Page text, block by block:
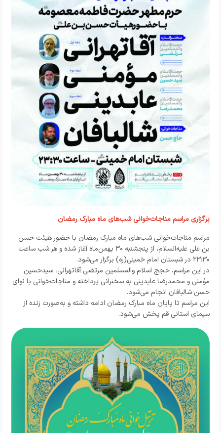
برگزاری مراسم مناجات‌خوانی شب‌های ماه مبارک رمضان
مراسم مناجات‌خوانی شب‌های ماه مبارک رمضان با حضور هیئت حسن
بن علی علیه‌السلام، از پنجشنبه ۳۰ بهمن‌ماه آغاز شده و هر شب ساعت
۲۳:۳۰ در شبستان امام خمینی(ره) برگزار می‌شود.
در این مراسم، حجج اسلام والمسلمین مرتضی آقاتهرانی، سیدحسین
مؤمنی و محمدرضا عابدینی به سخنرانی پرداخته و مناجات‌خوانی با نوای
حسن شالبافان انجام می‌شود.
این مراسم تا پایان ماه مبارک رمضان ادامه داشته و به‌صورت زنده از
سیمای استانی قم پخش می‌شود.